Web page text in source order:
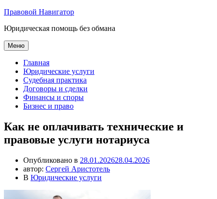
Перейти
содержимому
Правовой Навигатор
Юридическая помощь без обмана
Меню
Главная
Юридические услуги
Судебная практика
Договоры и сделки
Финансы и споры
Бизнес и право
Как не оплачивать технические и
правовые услуги нотариуса
Опубликовано в 28.01.202628.04.2026
автор: Сергей Аристотель
В Юридические услуги